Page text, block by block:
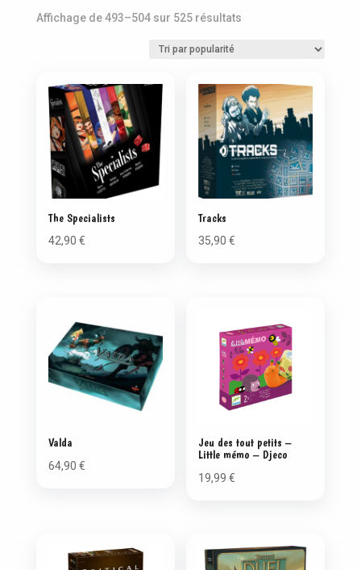
Affichage de 493–504 sur 525 résultatsTrié
The Specialists
42,90 €
Tracks
35,90€
Valda
64,90 €
Jeu des tout petits –
Little mémo – Djeco
19,99€